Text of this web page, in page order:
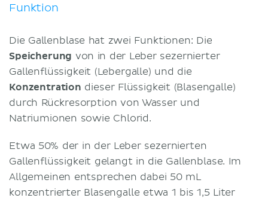
Funktion
Die Gallenblase hat zwei Funktionen: Die
Speicherung von in der Leber sezernierter
Gallenflüssigkeit (Lebergalle) und die
Konzentration dieser Flüssigkeit (Blasengalle)
durch Rückresorption von Wasser und
Natriumionen sowie Chlorid.
Etwa 50% der in der Leber sezernierten
Gallenflüssigkeit gelangt in die Gallenblase. Im
Allgemeinen entsprechen dabei 50 mL
konzentrierter Blasengalle etwa 1 bis 1,5 Liter